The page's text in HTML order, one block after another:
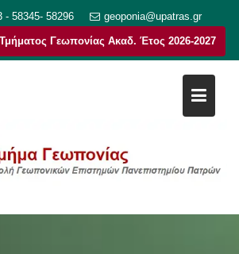
- 58345- 58296 geoponia@upatras.gr
Γεωπονίας Ακαδ. Έτος 2026-2027